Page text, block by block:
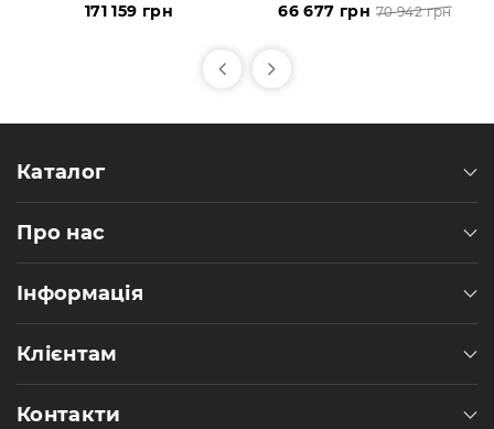
171 159 грн 66 677 грн 70 942 грн
Каталог
Про нас
Інформація
Клієнтам
Контакти